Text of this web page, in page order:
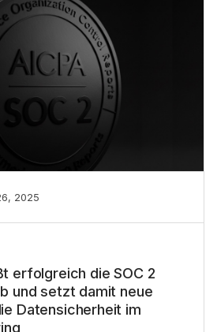
2025
erfolgreich die SOC 2
und setzt damit neue
Datensicherheit im